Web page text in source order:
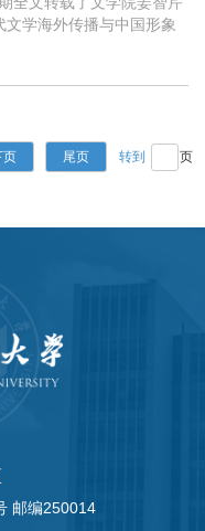
学海外传播与中国形象
页 尾页 页
邮编250014